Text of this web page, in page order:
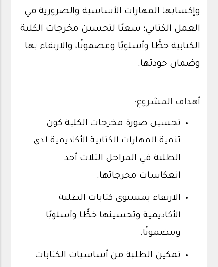
وإكسابها المهارات الأساسية والضرورية في
العمل الكتابي؛ سعيًا لتحسين مخرجات الكلية
الكتابية خطًّا وأسلوبًا ومضمونًا، والارتقاء بها
وضمان جودتها.
أهداف المشروع:
تحسين صورة مخرجات الكلية كون
تنمية المهارات الكتابية الأكاديمية لدى
الطلبة في المراحل الثلاث أحد
انعكاسات مخرجاتها.
الارتقاء بمستوى كتابات الطلبة
الأكاديمية وتحسينها خطًّا وأسلوبًا
ومضمونًا.
تمكين الطلبة من أساسيات الكتابات